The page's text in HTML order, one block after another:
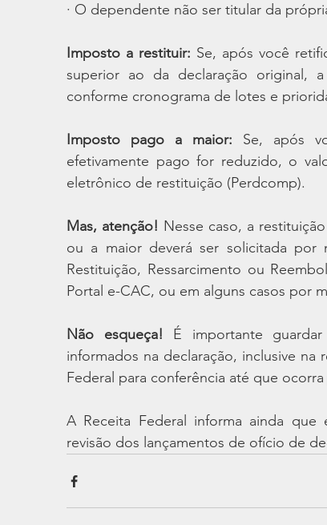
· O dependente não ser titular da
Imposto a restituir: Se, após você
superior ao da declaração original,
conforme cronograma de lotes e
Imposto pago a maior: Se, após
efetivamente pago for reduzido, o
eletrônico de restituição (Perdcomp).
Mas, atenção! Nesse caso, a
ou a maior deverá ser solicitada por
Restituição, Ressarcimento ou
Portal e-CAC, ou em alguns casos por
Não esqueça! É importante
informados na declaração, inclusive
Federal para conferência até que
A Receita Federal informa ainda que
revisão dos lançamentos de ofício de